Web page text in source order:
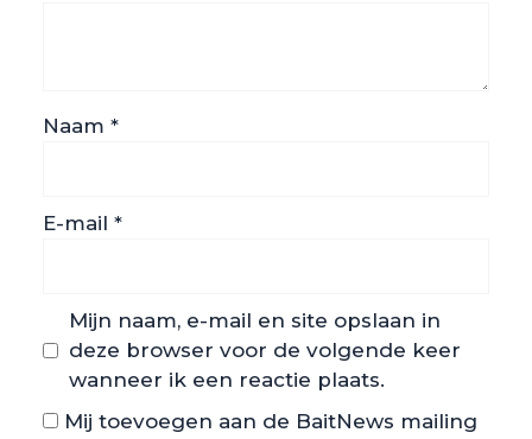
Naam *
E-mail *
Mijn naam, e-mail en site opslaan in
deze browser voor de volgende keer
wanneer ik een reactie plaats.
Mij toevoegen aan de BaitNews mailing